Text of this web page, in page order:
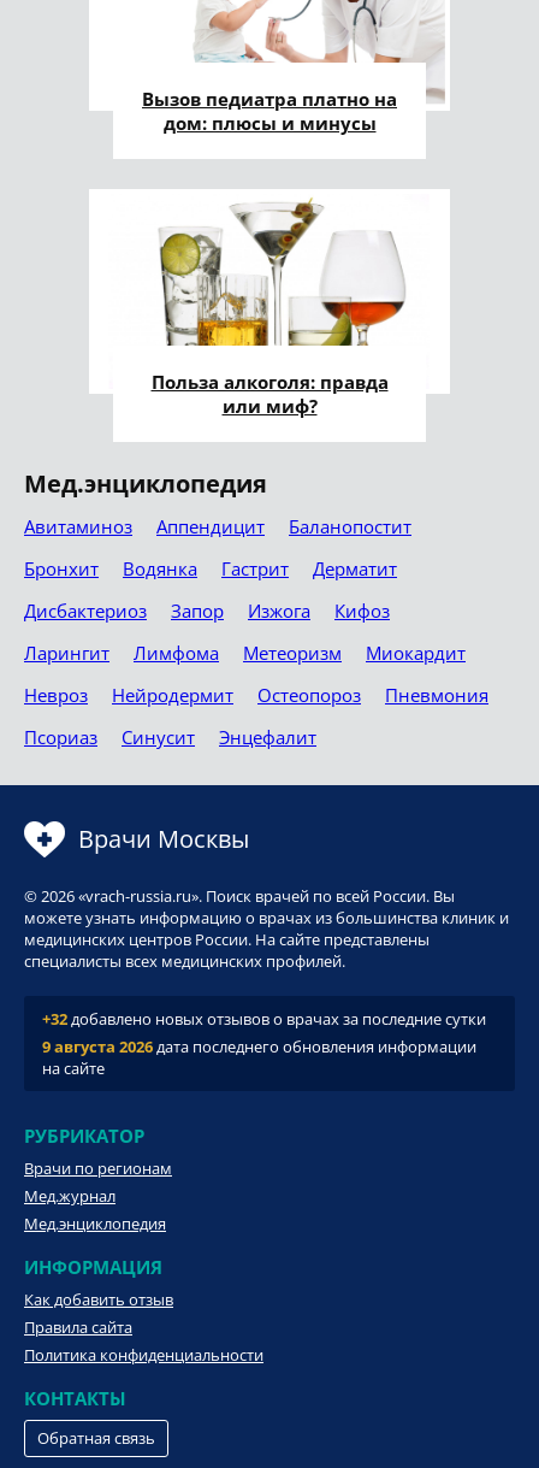
Вызов педиатра платно на
дом: плюсы и минусы
Польза алкоголя: правда
или миф?
Мед.энциклопедия
Авитаминоз Аппендицит
Баланопостит
Бронхит
Водянка Гастрит
Дерматит
Дисбактериоз
Запор Изжога
Кифоз
Ларингит
Лимфома Метеоризм
Миокардит
Невроз
Нейродермит Остеопороз
Пневмония
Псориаз
Синусит Энцефалит
Врачи Москвы
© 2026 «vrach-russia.ru». Поиск врачей по всей России. Вы
можете узнать информацию о врачах из большинства клиник и
медицинских центров России. На сайте представлены
специалисты всех медицинских профилей.
+32добавлено новых отзывов о врачах за последние сутки
9 августа 2026дата последнего обновления информации
на сайте
РУБРИКАТОР
Врачи по регионам
Мед.журнал
Мед.энциклопедия
ИНФОРМАЦИЯ
Как добавить отзыв
Правила сайта
Политика конфиденциальности
КОНТАКТЫ
Обратная связь